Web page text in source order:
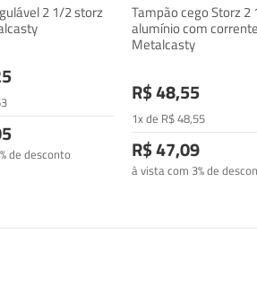
2 1/2 storz
de desconto
Tampão cego Storz 2
alumínio com
Metalcasty
R$ 48,55
1x de R$48,55
R$ 47,09
à vista com 3% de